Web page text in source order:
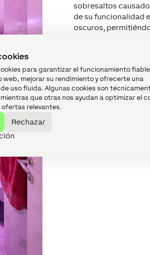
para garantizar el funcionamiento
web, mejorar su rendimiento y ofrecerte una
uso fluida. Algunas cookies son
que otras nos ayudan a optimizar el
relevantes.
Rechazar
sobresaltos
desu funcionalidad
oscuros,